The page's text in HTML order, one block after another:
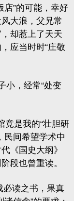
店”的可能，幸好
大浪，父兄常
却惹上了天天
应当时时“庄敬
，经常“处变
是我的“壮胆研
民间希望学术中
《国史大纲》
段也曾重读。
读之书，果真